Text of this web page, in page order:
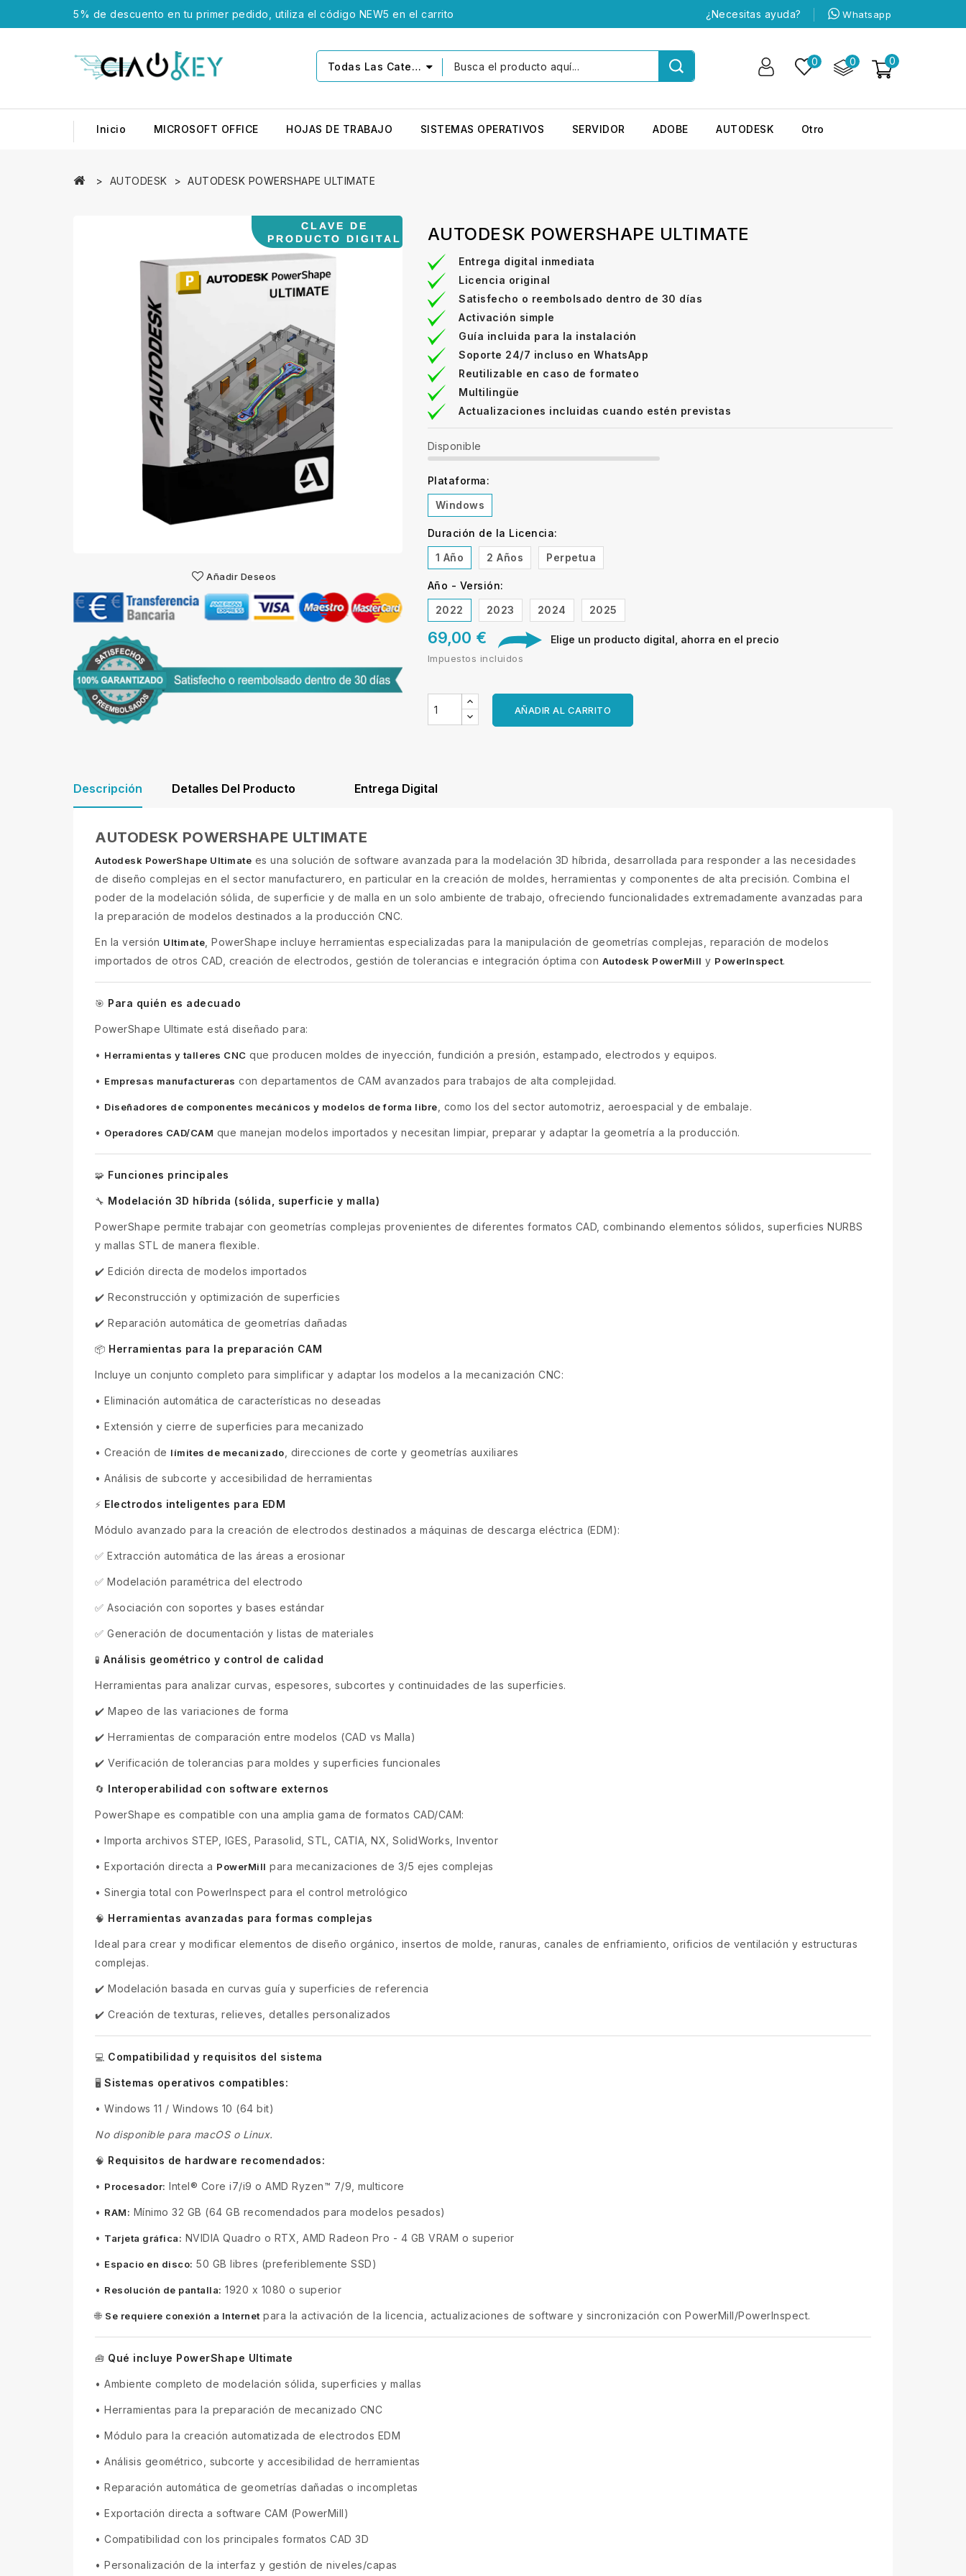
5% de descuento en tu primer pedido, utiliza el código NEW5 en el carrito Whatsapp
¿Necesitas ayuda?
0
0
0
Todas Las Categorías
Inicio MICROSOFT OFFICE HOJAS DE TRABAJO SISTEMAS OPERATIVOS SERVIDOR ADOBE AUTODESK Otro
AUTODESK AUTODESK POWERSHAPE ULTIMATE
Añadir Deseos
AUTODESK POWERSHAPE ULTIMATE
Entrega digital inmediata
Licencia original
Satisfecho o reembolsado dentro de 30 días
Activación simple
Guía incluida para la instalación
Soporte 24/7 incluso en WhatsApp
Reutilizable en caso de formateo
Multilingüe
Actualizaciones incluidas cuando estén previstas
Disponible
Plataforma:
Windows
Duración de la Licencia:
1 Año
2 Años Perpetua
Año - Versión:
2022
2023 2024 2025
69,00 € Elige un producto digital, ahorra en el precio
Impuestos incluidos
AÑADIR AL CARRITO
Descripción Detalles Del Producto Entrega Digital
AUTODESK POWERSHAPE ULTIMATE
Autodesk PowerShape Ultimate es una solución de software avanzada para la modelación 3D híbrida, desarrollada para responder a las necesidades
de diseño complejas en el sector manufacturero, en particular en la creación de moldes, herramientas y componentes de alta precisión. Combina el
poder de la modelación sólida, de superficie y de malla en un solo ambiente de trabajo, ofreciendo funcionalidades extremadamente avanzadas para
la preparación de modelos destinados a la producción CNC.
En la versión Ultimate , PowerShape incluye herramientas especializadas para la manipulación de geometrías complejas, reparación de modelos
importados de otros CAD, creación de electrodos, gestión de tolerancias e integración óptima con Autodesk PowerMill y PowerInspect.
🎯 Para quién es adecuado
PowerShape Ultimate está diseñado para:
• Herramientas y talleres CNC que producen moldes de inyección, fundición a presión, estampado, electrodos y equipos.
• Empresas manufactureras con departamentos de CAM avanzados para trabajos de alta complejidad.
• Diseñadores de componentes mecánicos y modelos de forma libre , como los del sector automotriz, aeroespacial y de embalaje.
• Operadores CAD/CAM que manejan modelos importados y necesitan limpiar, preparar y adaptar la geometría a la producción.
🧩 Funciones principales
🔧 Modelación 3D híbrida (sólida, superficie y malla)
PowerShape permite trabajar con geometrías complejas provenientes de diferentes formatos CAD, combinando elementos sólidos, superficies NURBS
y mallas STL de manera flexible.
✔️ Edición directa de modelos importados
✔️ Reconstrucción y optimización de superficies
✔️ Reparación automática de geometrías dañadas
📦 Herramientas para la preparación CAM
Incluye un conjunto completo para simplificar y adaptar los modelos a la mecanización CNC:
• Eliminación automática de características no deseadas
• Extensión y cierre de superficies para mecanizado
• Creación de límites de mecanizado , direcciones de corte y geometrías auxiliares
• Análisis de subcorte y accesibilidad de herramientas
⚡ Electrodos inteligentes para EDM
Módulo avanzado para la creación de electrodos destinados a máquinas de descarga eléctrica (EDM):
✅ Extracción automática de las áreas a erosionar
✅ Modelación paramétrica del electrodo
✅ Asociación con soportes y bases estándar
✅ Generación de documentación y listas de materiales
🧪 Análisis geométrico y control de calidad
Herramientas para analizar curvas, espesores, subcortes y continuidades de las superficies.
✔️ Mapeo de las variaciones de forma
✔️ Herramientas de comparación entre modelos (CAD vs Malla)
✔️ Verificación de tolerancias para moldes y superficies funcionales
🔄 Interoperabilidad con software externos
PowerShape es compatible con una amplia gama de formatos CAD/CAM:
• Importa archivos STEP, IGES, Parasolid, STL, CATIA, NX, SolidWorks, Inventor
• Exportación directa a PowerMill para mecanizaciones de 3/5 ejes complejas
• Sinergia total con PowerInspect para el control metrológico
🧠 Herramientas avanzadas para formas complejas
Ideal para crear y modificar elementos de diseño orgánico, insertos de molde, ranuras, canales de enfriamiento, orificios de ventilación y estructuras
complejas.
✔️ Modelación basada en curvas guía y superficies de referencia
✔️ Creación de texturas, relieves, detalles personalizados
💻 Compatibilidad y requisitos del sistema
🖥️ Sistemas operativos compatibles:
• Windows 11 / Windows 10 (64 bit)
No disponible para macOS o Linux.
🧠 Requisitos de hardware recomendados:
• Procesador: Intel® Core i7/i9 o AMD Ryzen™ 7/9, multicore
• RAM: Mínimo 32 GB (64 GB recomendados para modelos pesados)
• Tarjeta gráfica: NVIDIA Quadro o RTX, AMD Radeon Pro - 4 GB VRAM o superior
• Espacio en disco: 50 GB libres (preferiblemente SSD)
• Resolución de pantalla: 1920 x 1080 o superior
🌐 Se requiere conexión a Internet para la activación de la licencia, actualizaciones de software y sincronización con PowerMill/PowerInspect.
🧰 Qué incluye PowerShape Ultimate
• Ambiente completo de modelación sólida, superficies y mallas
• Herramientas para la preparación de mecanizado CNC
• Módulo para la creación automatizada de electrodos EDM
• Análisis geométrico, subcorte y accesibilidad de herramientas
• Reparación automática de geometrías dañadas o incompletas
• Exportación directa a software CAM (PowerMill)
• Compatibilidad con los principales formatos CAD 3D
• Personalización de la interfaz y gestión de niveles/capas